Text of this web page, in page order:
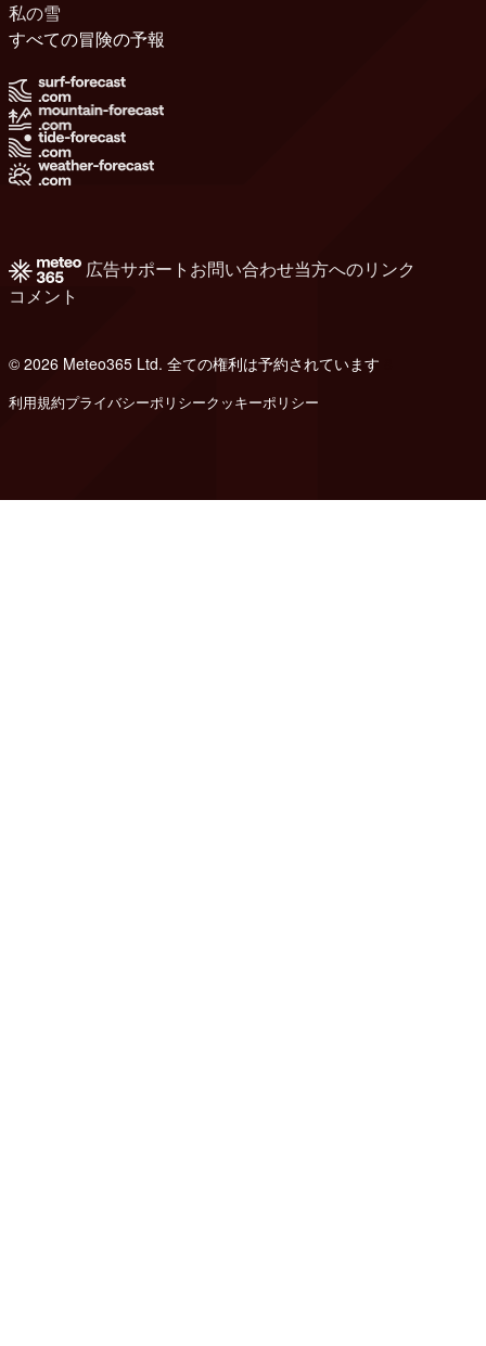
私の雪
すべての冒険の予報
広告サポート お問い合わせ当方へのリンク
コメント
© 2026 Meteo365 Ltd. 全ての権利は予約されています
利用規約プライバシーポリシークッキーポリシー